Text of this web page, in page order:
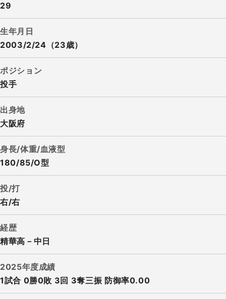
29
生年月日
2003/2/24（23歳）
ポジション
投手
出身地
大阪府
身長/体重/血液型
180/85/O型
投/打
右/右
経歴
精華高－中日
2025年度成績
1試合 0勝0敗​ 3回 3奪三振 防御率0.00